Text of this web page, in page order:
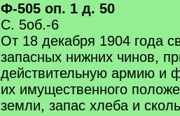
Ф-505 оп. 1 д. 50
С. 5об.-6
От 18 декабря 1904 года
запасных нижних чинов,
действительную армию и
их имущественного
земли, запас хлеба и